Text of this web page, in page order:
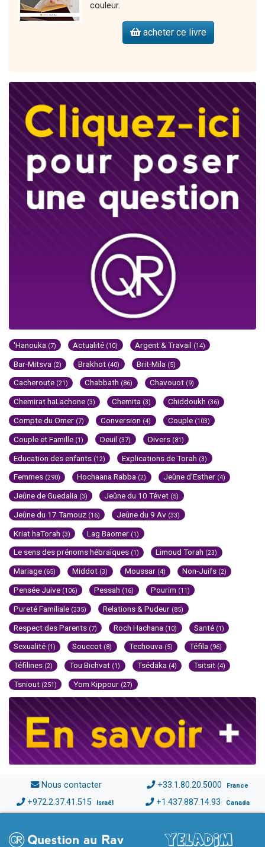
couleur.
acheter ce livre
'Hanouka (7) Actualité (10) Argent & Travail (14)
Bar-Mitsva (2) Brakhot (40) Brit-Mila (5)
Cacheroute (21) Chabbath (86) Chavouot (9)
Chemirat haLachone (3) Chemita (3) Chiddoukh (36)
Compte du Omer (7) Conversion (4) Couple (103)
Couple et Famille (1) Deuil (37) Divers (81)
Education des enfants (12) Explications de Torah (3)
Femmes (290) Hochaana Rabba (2) Jeûne d'Esther (4)
Jeûne de Guedalia (3) Jeûne du 10 Tévet (5)
Jeûne du 17 Tamouz (16) Jeûne du 9 Av (33)
Kriat haTorah (3) Lag Baomer (1)
Le sens des prénoms hébraïques (1) Limoud Torah (23)
Mariage (65) Middot (3) Moussar (4) Non-Juifs (2)
Pensée Juive (106) Pessah (16) Pourim (11)
Pureté Familiale (335) Relations & Pudeur (85)
Respect des Parents (7) Roch Hachana (10) Santé (1)
Sexualité (1) Souccot (8) Techouva (5) Téfila (96)
Téfilines (2) Tou Bichvat (1) Tsédaka (4) Tsitsit (4)
Tsniout (251) Yom Kippour (27)
Nous contacter +33.1.80.20.5000 France
+972.2.37.41.515 Israël +1.437.887.14.93 Canada